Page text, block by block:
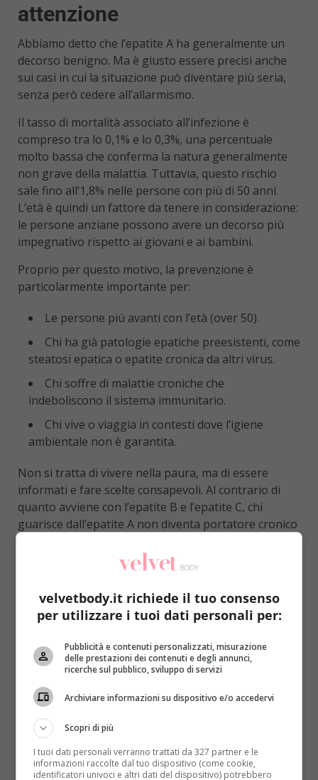
attenzione
Abbiamo detto che l’epatite A ha generalmente un
decorso benigno. Ma è giusto essere precisi anche
sui casi in cui la situazione può diventare più seria,
senza però cedere all’allarmismo.
Il tasso di mortalità associato all’infezione è
compreso tra lo 0,1% e lo 0,3%, una percentuale
molto bassa che conferma la natura generalmente
non grave della malattia. Tuttavia, questo rischio
sale fino all’1,8% nelle persone con più di 50 anni.
L’età è quindi un fattore da tenere in considerazione:
le persone anziane possono avere un decorso più
impegnativo rispetto ai giovani e ai bambini.
Proprio per questo motivo, la prevenzione è
particolarmente importante per:
Le persone più avanti con l’età (over 50).
Chi ha già patologie epatiche preesistenti, come
steatosi epatica o epatite cronica da altri virus.
Chi soffre di malattie croniche che
indeboliscono il sistema immunitario.
Chi vive o viaggia in contesti dove l’igiene
ambientale non è garantita.
Non si tratta di vivere nella paura, ma di essere
informati e fare scelte consapevoli. Al contrario di
quanto avviene con l’epatite B e l’epatite C, chi
guarisce dall’epatite A non diventa portatore cronico
che proteggono da future reinfezioni, e il fegato non
subisce danni duraturi.
Epatite A e altre forme di
epatite: le differenze
principali
Capita spesso di confondere le diverse forme di
orientarsi:
Epatite A: trasmissione oro-fecale, sempre
velvetbody.it richiede il tuo consenso
per utilizzare i tuoi dati personali per:
Pubblicità e contenuti personalizzati, misurazione
delle prestazioni dei contenuti e degli annunci,
ricerche sul pubblico, sviluppo di servizi
Archiviare informazioni su dispositivo e/o accedervi
Scopri di più
I tuoi dati personali verranno trattati da 327 partner e le
informazioni raccolte dal tuo dispositivo (come cookie,
identificatori univoci e altri dati del dispositivo) potrebbero